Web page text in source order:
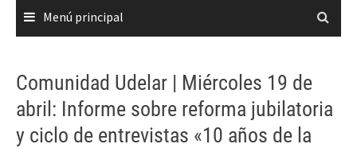
Menú principal
Comunidad Udelar | Miércoles 19 de
abril: Informe sobre reforma jubilatoria
y ciclo de entrevistas «10 años de la